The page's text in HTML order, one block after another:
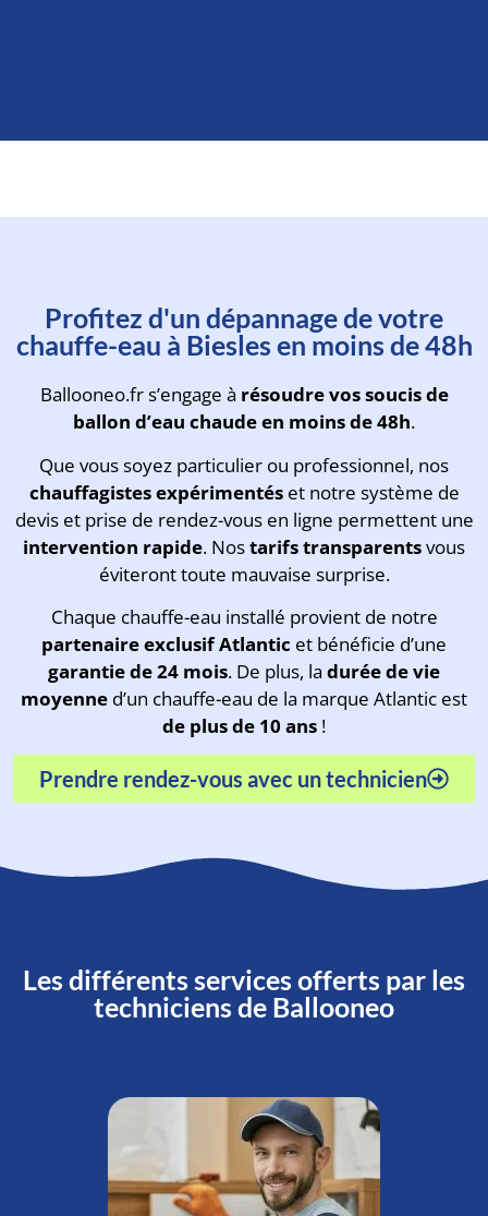
Prenez rendez-vous avec un
technicien en moins d'une
minute
Profitez d'un dépannage de votre
chauffe-eau à Biesles en moins de 48h
Ballooneo.fr s’engage à résoudre vos soucis de
ballon d’eau chaude en moins de 48h.
Que vous soyez particulier ou professionnel, nos
chauffagistes expérimentéset notre système de
devis et prise de rendez-vous en ligne permettent une
intervention rapide. Nostarifs transparentsvous
éviteront toute mauvaise surprise.
Chaque chauffe-eau installé provient de notre
partenaire exclusif Atlantic et bénéficie d’une
garantie de 24 mois. De plus, la durée de vie
moyenne d’un chauffe-eau de la marque Atlantic est
de plus de 10 ans !
Prendre rendez-vous avec un technicien
Les différents services offerts par les
techniciens de Ballooneo